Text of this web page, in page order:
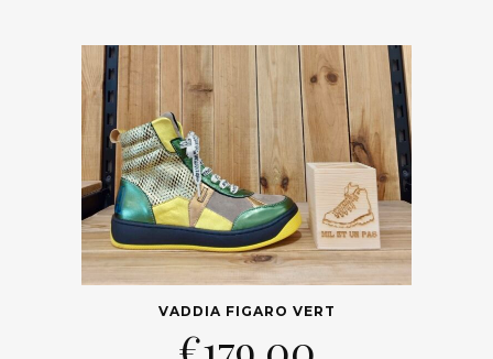
VADDIA FIGARO VERT